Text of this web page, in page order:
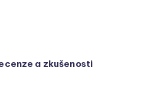
a zkušenosti